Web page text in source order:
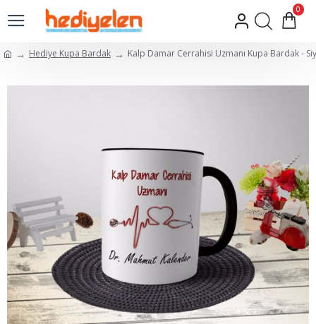
0
Hediye Kupa Bardak Kalp Damar Cerrahisi Uzmanı Kupa Bardak -